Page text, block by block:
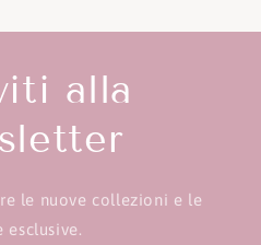
alla
le nuove collezioni e le
esclusive.